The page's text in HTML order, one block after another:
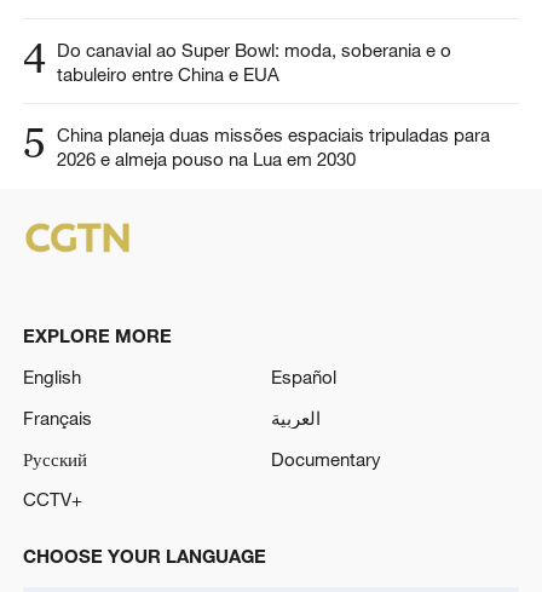
4 Do canavial ao Super Bowl: moda, soberania e o
tabuleiro entre China e EUA
5
China planeja duas missões espaciais tripuladas para
2026 e almeja pouso na Lua em 2030
EXPLORE MORE
English
Español
Français
العربية
Русский
Documentary
CCTV+
CHOOSE YOUR LANGUAGE